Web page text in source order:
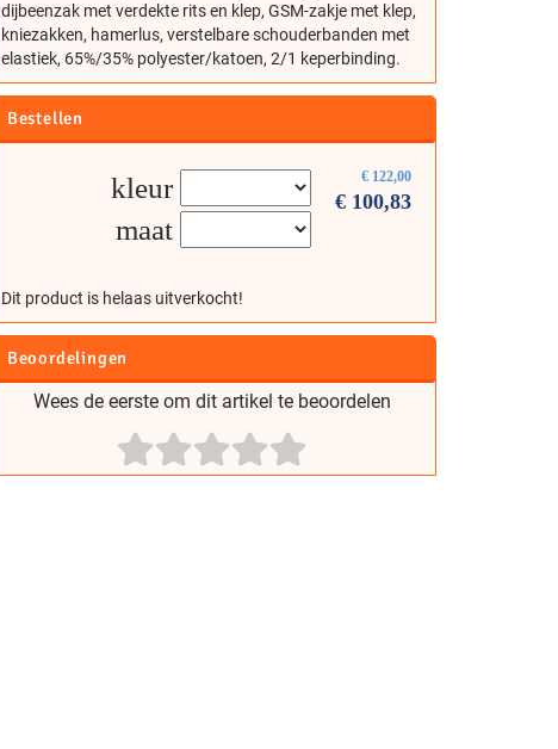
dijbeenzak met verdekte rits en klep, GSM-zakje met klep,
kniezakken, hamerlus, verstelbare schouderbanden met
elastiek, 65%/35% polyester/katoen, 2/1 keperbinding.
Bestellen
€ 122,00
€ 100,83
kleur
maat
Dit product is helaas uitverkocht!
Beoordelingen
Wees de eerste om dit artikel te beoordelen